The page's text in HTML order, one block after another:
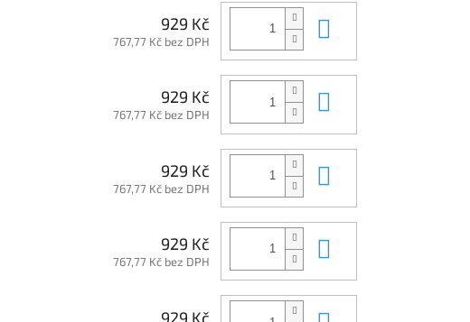
929 Kč
767,77 Kč bez DPH
929 Kč
767,77 Kč bez DPH
929 Kč
767,77 Kč bez DPH
929 Kč
767,77 Kč bez DPH
929 Kč